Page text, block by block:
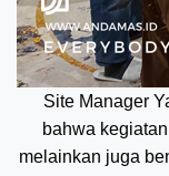
Site Manager
bahwa
melainkan juga